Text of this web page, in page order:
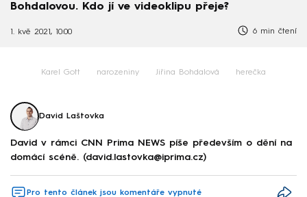
Bohdalovou. Kdo jí ve videoklipu přeje?
1. kvě 2021, 10:00 6 min čtení
Karel Gott narozeniny Jiřina Bohdalová herečka
David Laštovka
David v rámci CNN Prima NEWS píše především o dění na
domácí scéně. (david.lastovka@iprima.cz)
Pro tento článek jsou komentáře vypnuté